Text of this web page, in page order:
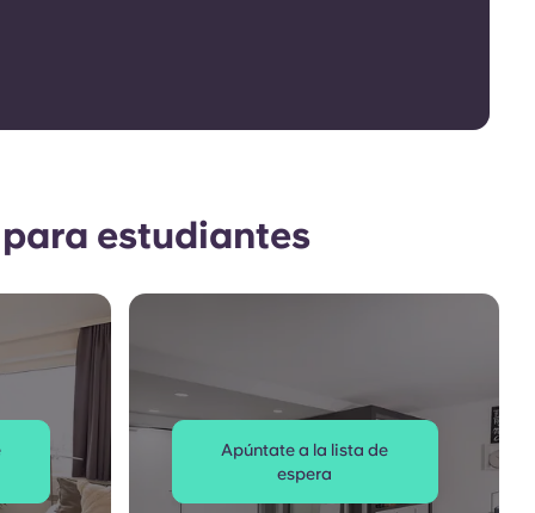
estudiantes
Apúntate a la lista de
espera